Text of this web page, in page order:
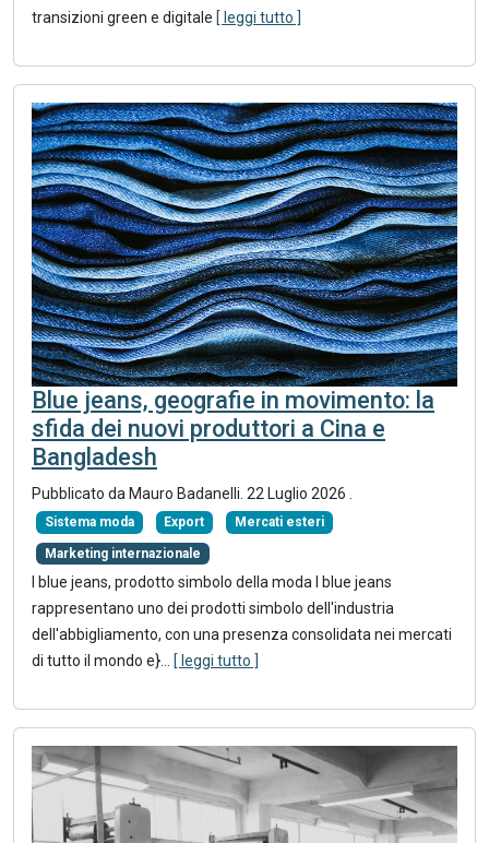
transizioni green e digitale [ leggi tutto ]
Blue jeans, geografie in movimento: la
sfida dei nuovi produttori a Cina e
Bangladesh
Pubblicato da Mauro Badanelli 22 Luglio 2026
Sistema moda Export Mercati esteri
Marketing internazionale
I blue jeans, prodotto simbolo della moda I blue jeans
rappresentano uno dei prodotti simbolo dell'industria
dell'abbigliamento, con una presenza consolidata nei mercati
di tutto il mondo e}
[ leggi tutto ]